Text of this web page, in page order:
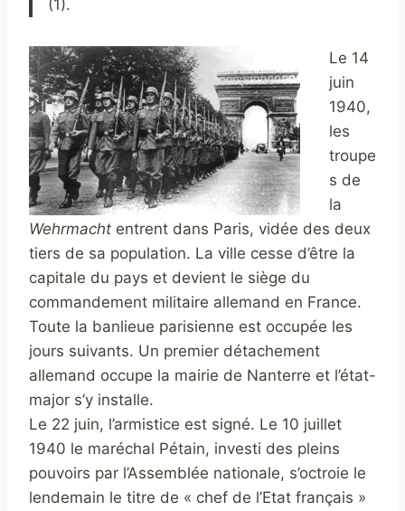
(1).
Le 14
juin
1940,
les
troupe
s de
la
Wehrmacht entrent dans Paris, vidée des deux
tiers de sa population. La ville cesse d’être la
capitale du pays et devient le siège du
commandement militaire allemand en France.
Toute la banlieue parisienne est occupée les
jours suivants. Un premier détachement
allemand occupe la mairie de Nanterre et l’état-
major s’y installe.
Le 22 juin, l’armistice est signé. Le 10 juillet
1940 le maréchal Pétain, investi des pleins
pouvoirs par l’Assemblée nationale, s’octroie le
lendemain le titre de « chef de l’Etat français »